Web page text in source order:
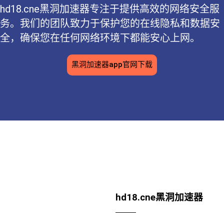
hd18.cne黑洞加速器专注于提供高效的网络安全服
务。我们的团队致力于保护您的在线隐私和数据安
全，确保您在任何网络环境下都能安心上网。
黑洞加速器app官网下载
hd18.cne黑洞加速器